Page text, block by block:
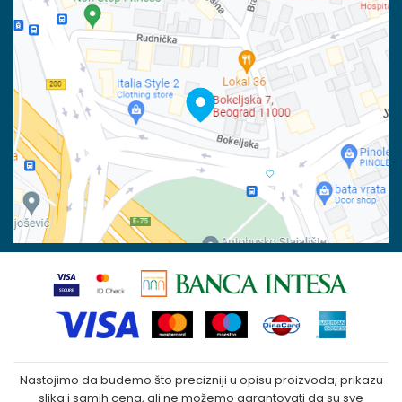
Račun
Banka Intesa 160-6000001244963-48
PIB:
100023031
Matični broj:
07790937
Isporuka
Pravo na odustajanje
Reklamacije
Povraćaj sredstava
Zamena veličine i zamena artikla za drugi
Kako kupiti
Nastojimo da budemo što precizniji u opisu proizvoda, prikazu
slika i samih cena, ali ne možemo garantovati da su sve